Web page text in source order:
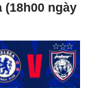
(18h00 ngày